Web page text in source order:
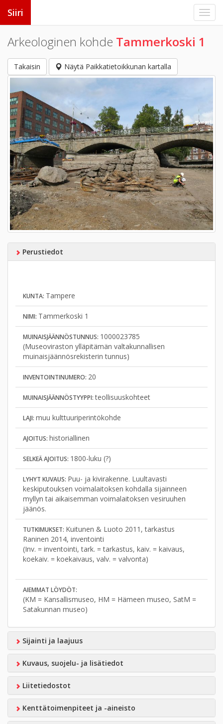
Siiri
Arkeologinen kohde Tammerkoski 1
Takaisin Näytä Paikkatietoikkunan kartalla
Perustiedot
KUNTA: Tampere
NIMI: Tammerkoski 1
MUINAISJÄÄNNÖSTUNNUS: 1000023785
(Museoviraston ylläpitämän valtakunnallisen
muinaisjäännösrekisterin tunnus)
INVENTOINTINUMERO: 20
MUINAISJÄÄNNÖSTYYPPI:teollisuuskohteet
LAJI: muu kulttuuriperintökohde
AJOITUS: historiallinen
SELKEÄ AJOITUS: 1800-luku (?)
LYHYT KUVAUS: Puu- ja kivirakenne. Luultavasti
keskiputouksen voimalaitoksen kohdalla sijainneen
myllyn tai aikaisemman voimalaitoksen vesiruuhen
jäänös.
TUTKIMUKSET: Kuitunen & Luoto 2011, tarkastus
Raninen 2014, inventointi
(Inv. = inventointi, tark. = tarkastus, kaiv. = kaivaus,
koekaiv. = koekaivaus, valv. = valvonta)
AIEMMAT LÖYDÖT:
(KM = Kansallismuseo, HM = Hämeen museo, SatM =
Satakunnan museo)
Sijainti ja laajuus
Kuvaus, suojelu- ja lisätiedot
Liitetiedostot
Kenttätoimenpiteet ja -aineisto